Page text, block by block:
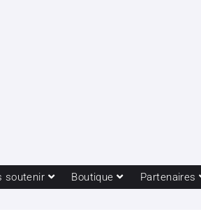
soutenir Boutique Partenaires